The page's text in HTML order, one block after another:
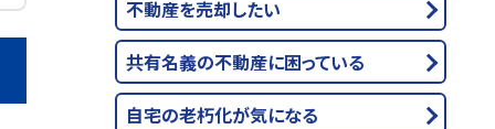
不動産を売却したい
共有名義の不動産に困っている
自宅の老朽化が気になる